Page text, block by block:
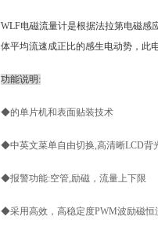
WLF电磁流量计是根据法拉第电磁感
体平均流速成正比的感生电动势，此
功能说明 :
◆的单片机和表面贴装技术
◆中英文菜单自由切换,高清晰LCD背
◆报警功能:空管,励磁，流量上下限
◆采用高效，高稳定度PWM波励磁恒